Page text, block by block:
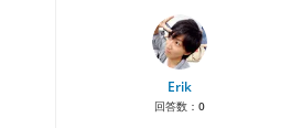
Erik
回答数： 0